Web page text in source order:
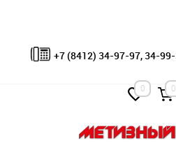
+7 (8412) 34-97-97, 34-
0 0